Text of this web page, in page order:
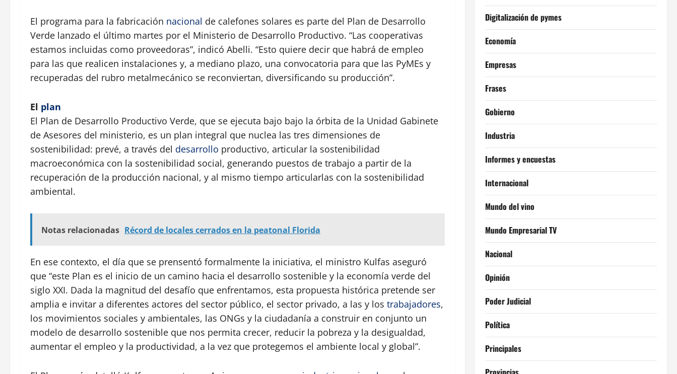
El programa para la fabricación nacional de calefones solares es parte del Plan de Desarrollo
Verde lanzado el último martes por el Ministerio de Desarrollo Productivo. “Las cooperativas
estamos incluidas como proveedoras”, indicó Abelli. “Esto quiere decir que habrá de empleo
para las que realicen instalaciones y, a mediano plazo, una convocatoria para que las PyMEs y
recuperadas del rubro metalmecánico se reconviertan, diversificando su producción”.
El plan
El Plan de Desarrollo Productivo Verde, que se ejecuta bajo bajo la órbita de la Unidad Gabinete
de Asesores del ministerio, es un plan integral que nuclea las tres dimensiones de
sostenibilidad: prevé, a través del desarrollo productivo, articular la sostenibilidad
macroeconómica con la sostenibilidad social, generando puestos de trabajo a partir de la
recuperación de la producción nacional, y al mismo tiempo articularlas con la sostenibilidad
ambiental.
Notas relacionadas Récord de locales cerrados en la peatonal Florida
En ese contexto, el día que se prensentó formalmente la iniciativa, el ministro Kulfas aseguró
que “este Plan es el inicio de un camino hacia el desarrollo sostenible y la economía verde del
siglo XXI. Dada la magnitud del desafío que enfrentamos, esta propuesta histórica pretende ser
amplia e invitar a diferentes actores del sector público, el sector privado, a las y los trabajadores,
los movimientos sociales y ambientales, las ONGs y la ciudadanía a construir en conjunto un
modelo de desarrollo sostenible que nos permita crecer, reducir la pobreza y la desigualdad,
aumentar el empleo y la productividad, a la vez que protegemos el ambiente local y global”.
Digitalización de pymes
Economía
Empresas
Frases
Gobierno
Industria
Informes y encuestas
Internacional
Mundo del vino
Mundo Empresarial TV
Nacional
Opinión
Poder Judicial
Política
Principales